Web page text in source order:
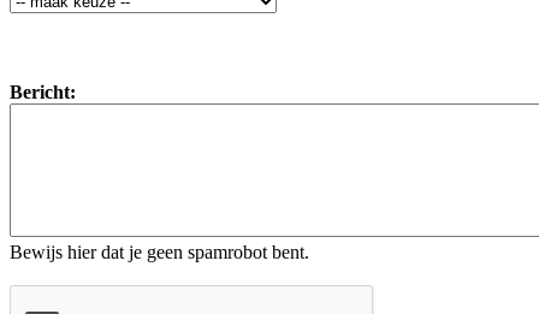
Bericht:
Bewijs hier dat je geen spamrobot bent.